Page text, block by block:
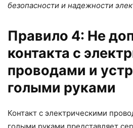
безопасности и надежности
Правило 4: Не
контакта с
проводами и
голыми руками
Контакт с электрическими